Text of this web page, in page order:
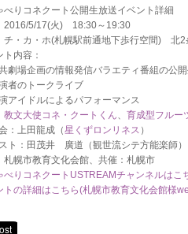
べりコネクート公開生放送イベント詳細
2016/5/17(火) 18:30～19:30
チ・カ・ホ(札幌駅前通地下歩行空間) 北
ト内容：
劇場企画の情報発信バラエティ番組の公
者のトークライブ
アイドルによるパフォーマンス
教文大使コネ・クートくん、 育成型フルー
：上田龍成（星くずロンリネス ）
ト：田茂井 廣道（観世流シテ方能楽師
札幌市教育文化会館、共催：札幌市
べりコネクートUSTREAMチャンネルはこ
トの詳細はこちら(札幌市教育文化会館様